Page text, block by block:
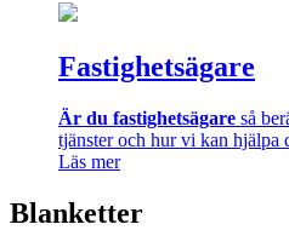
Fastighetsägare
Är du fastighetsägare så
tjänster och hur vi kan hjälpa
Läs mer
Blanketter